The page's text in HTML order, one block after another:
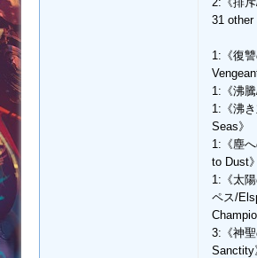
31 other
1:《復
Vengeant
1:《沸騰
1:《沸
Seas》
1:《塵
to Dust》
1:《太
ペス/
3:《神
Sanctity